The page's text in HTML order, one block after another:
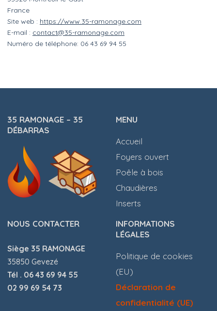
France
Site web : https://www.35-ramonage.com
E-mail : contact@35-ramonage.com
Numéro de téléphone: 06 43 69 94 55
35 RAMONAGE – 35
DÉBARRAS
MENU
Accueil
Foyers ouvert
Poêle à bois
Chaudières
Inserts
NOUS CONTACTER
Siège 35 RAMONAGE
35850 Gevezé
Tél . 06 43 69 94 55
02 99 69 54 73
INFORMATIONS
LÉGALES
Politique de cookies
(EU)
Déclaration de
confidentialité (UE)